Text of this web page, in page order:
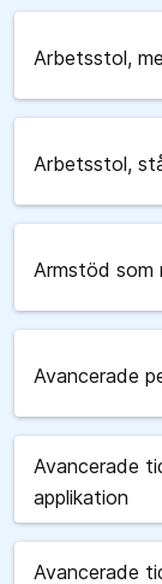
Arbetsstol,
Arbetsstol,
Armstöd
Avancerade
Avancerade
applikation
Avancerade